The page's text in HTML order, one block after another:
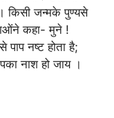
किसी जन्मके पुण्यसे
कहा- मुने !
पाप नष्ट होता है;
नाश हो जाय ।